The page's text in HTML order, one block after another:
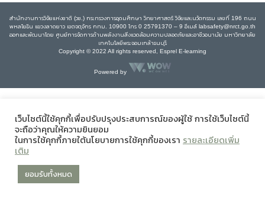
สำนักงานการวิจัยแห่งชาติ (วช.) กระทรวงการอุดมศึกษา วิทยาศาสตร์ วิจัยและนวัตกรรม เลขที่ 196 ถนน
พหลโยธิน แขวงลาดยาว เขตจตุจักร กทม. 10900 โทร 0 25791370 – 9 อีเมล์ labsafety@nrct.go.th
ออกและพัฒนาโดย ศูนย์การจัดการด้านพลังงานสิ่งแวดล้อมความปลอดภัยและอาชีวอนามัย มหาวิทยาลัย
เทคโนโลยีพระจอมเกล้าธนบุรี
Copyright © 2022 All rights reserved, Esprel E-learning
Powered by
เว็บไซต์นี้ใช้คุกกี้เพื่อปรับปรุงประสบการณ์ของผู้ใช้ การใช้เว็บไซต์นี้
จะถือว่าคุณให้ความยินยอม
ในการใช้คุกกี้ภายใต้นโยบายการใช้คุกกี้ของเรา รายละเอียดเพิ่ม
เติม
ยอมรับทั้งหมด